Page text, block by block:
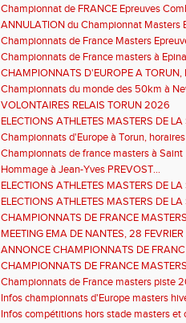
Championnat de FRANCE Epreuves
et Marche CHATEAUROUX
ANNULATION du Championnat Masters
Châteauroux les 27-28 juin
Championnats de France Masters
fond long
Championnats de France masters à
prévisionnels, montée de barres et
CHAMPIONNATS D'EUROPE A
Championnats du monde des 50km à
Sébastien DOUMENC.
VOLONTAIRES RELAIS TORUN 2026
ELECTIONS ATHLETES MASTERS DE
2ème vote : athlètes hommes.
Championnats d'Europe à Torun,
informations...
Championnats de france masters à Saint
février 2026.
Hommage à Jean-Yves PREVOST...
ELECTIONS ATHLETES MASTERS DE
vote : athlètes femmes.
ELECTIONS ATHLETES MASTERS DE
CHAMPIONNATS DE FRANCE
informations sur les inscriptions et report
MEETING EMA DE NANTES, 28
ANNONCE CHAMPIONNATS DE
ÉPREUVES COMBINÉES ET ÉPREUVES
CHAMPIONNATS DE FRANCE
2026, site de l'organisation.
Championnats de France masters piste
Infos championnats d'Europe masters
Infos compétitions hors stade masters et